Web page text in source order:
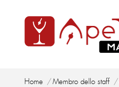
Tu sei qui:
Home Membro dello staff